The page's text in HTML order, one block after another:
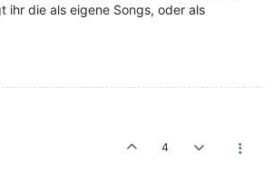
ihr die als eigene Songs, oder als
4